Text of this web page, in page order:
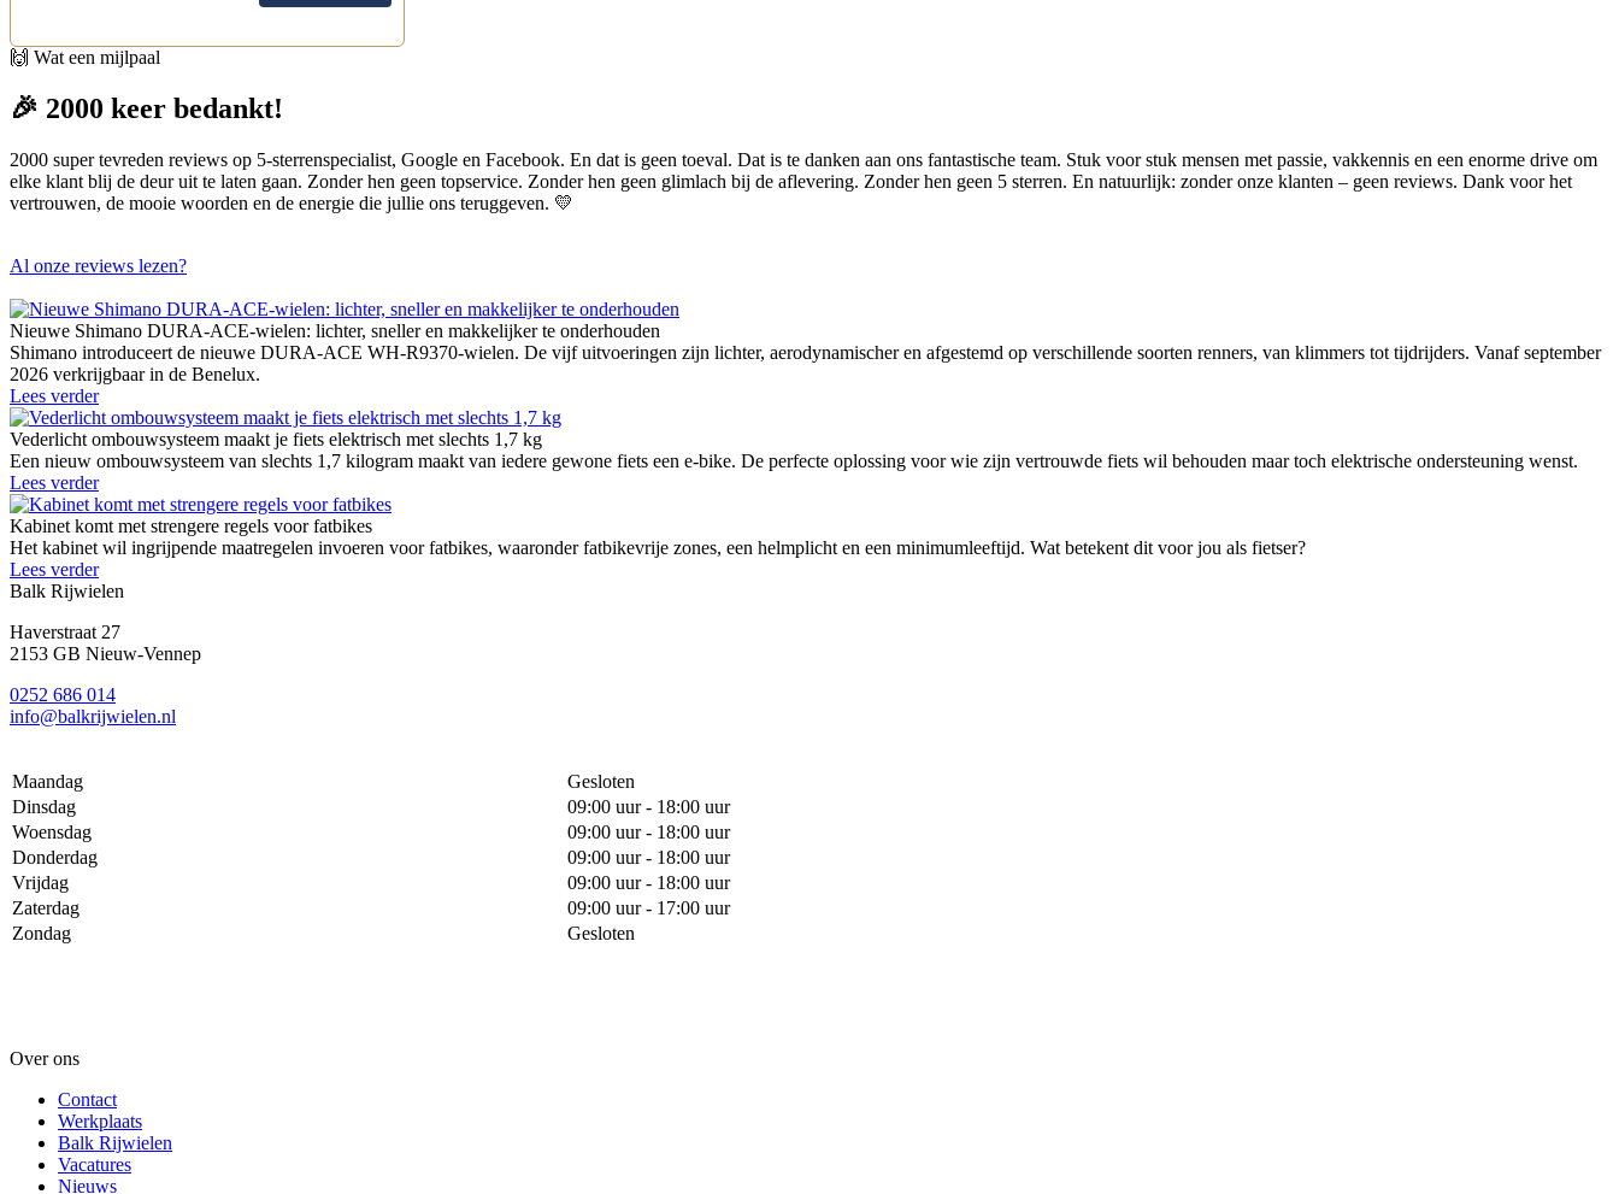
🙌 Wat een mijlpaal
🎉 2000 keer bedankt!
2000 super tevreden reviews op 5-sterrenspecialist, Google en Facebook. En dat is geen toeval. Dat is te danken aan ons fantastische team. Stuk voor stuk mensen met passie, vakkennis en een enorme drive om
elke klant blij de deur uit te laten gaan. Zonder hen geen topservice. Zonder hen geen glimlach bij de aflevering. Zonder hen geen 5 sterren. En natuurlijk: zonder onze klanten – geen reviews. Dank voor het
vertrouwen, de mooie woorden en de energie die jullie ons teruggeven. 💛
Al onze reviews lezen?
Nieuwe Shimano DURA-ACE-wielen: lichter, sneller en makkelijker te onderhouden
Shimano introduceert de nieuwe DURA-ACE WH-R9370-wielen. De vijf uitvoeringen zijn lichter, aerodynamischer en afgestemd op verschillende soorten renners, van klimmers tot tijdrijders. Vanaf september
2026 verkrijgbaar in de Benelux.
Lees verder
Vederlicht ombouwsysteem maakt je fiets elektrisch met slechts 1,7 kg
Een nieuw ombouwsysteem van slechts 1,7 kilogram maakt van iedere gewone fiets een e-bike. De perfecte oplossing voor wie zijn vertrouwde fiets wil behouden maar toch elektrische ondersteuning wenst.
Lees verder
Kabinet komt met strengere regels voor fatbikes
Het kabinet wil ingrijpende maatregelen invoeren voor fatbikes, waaronder fatbikevrije zones, een helmplicht en een minimumleeftijd. Wat betekent dit voor jou als fietser?
Lees verder
Balk Rijwielen
Haverstraat 27
2153 GB Nieuw-Vennep
0252 686 014
info@balkrijwielen.nl
Maandag
Gesloten
Dinsdag
09:00 uur - 18:00 uur
Woensdag
09:00 uur - 18:00 uur
Donderdag
09:00 uur - 18:00 uur
Vrijdag
09:00 uur - 18:00 uur
Zaterdag
09:00 uur - 17:00 uur
Zondag
Gesloten
Over ons
Contact
Werkplaats
Balk Rijwielen
Vacatures
Nieuws